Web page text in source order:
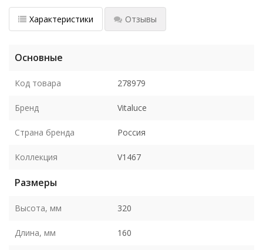
Характеристики Отзывы
Основные
Код товара 278979
Бренд Vitaluce
Страна бренда Россия
Коллекция V1467
Размеры
Высота, мм 320
Длина, мм 160